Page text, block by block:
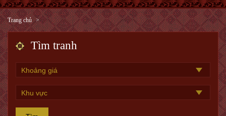
Trang chủ
Tìm tranh